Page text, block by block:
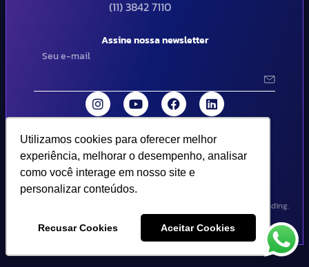
Utilizamos cookies para oferecer melhor
experiência, melhorar o desempenho, analisar
como você interage em nosso site e
personalizar conteúdos.
Recusar Cookies Aceitar Cookies
Utilizamos cookies para oferecer melhor
experiência, melhorar o desempenho, analisar
como você interage em nosso site e
personalizar conteúdos.
Recusar Cookies Aceitar Cookies
(11) 3842 7110
Assine nossa newsletter
© 2024 SIEG Soluções Fiscais Estratégicas. Todos os direitos
reservados | Termos de uso e política de privacidade..
Design por Empória Branding.